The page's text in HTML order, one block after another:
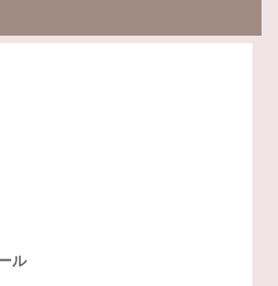
ル